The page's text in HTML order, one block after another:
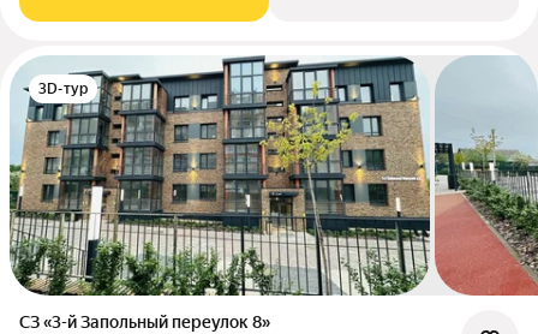
3D-тур
СЗ «3-й Запольный переулок 8»